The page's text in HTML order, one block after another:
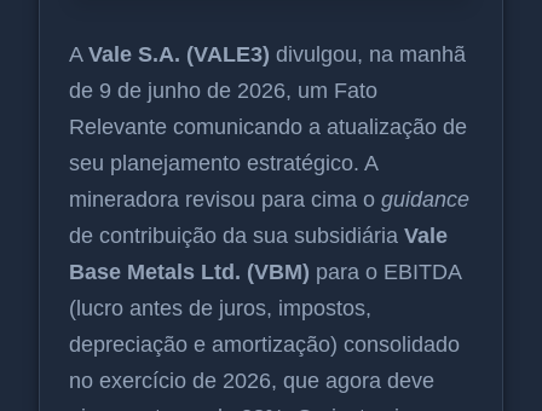
A Vale S.A. (VALE3) divulgou, na manhã
de 9 de junho de 2026, um Fato
Relevante comunicando a atualização de
seu planejamento estratégico. A
mineradora revisou para cima o guidance
de contribuição da sua subsidiária Vale
Base Metals Ltd. (VBM) para o EBITDA
(lucro antes de juros, impostos,
depreciação e amortização) consolidado
no exercício de 2026, que agora deve